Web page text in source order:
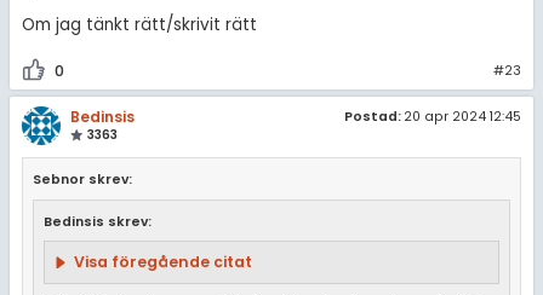
Om jag tänkt rätt/skrivit rätt
0 #23
Bedinsis
3363
Postad: 20 apr 2024 12:45
Sebnor skrev:
Bedinsis skrev:
Visa föregående citat